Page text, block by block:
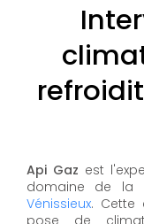
Api Gaz est
domaine de la
Vénissieux. Cette